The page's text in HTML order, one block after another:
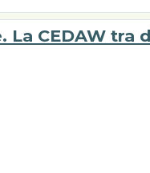
La CEDAW tra